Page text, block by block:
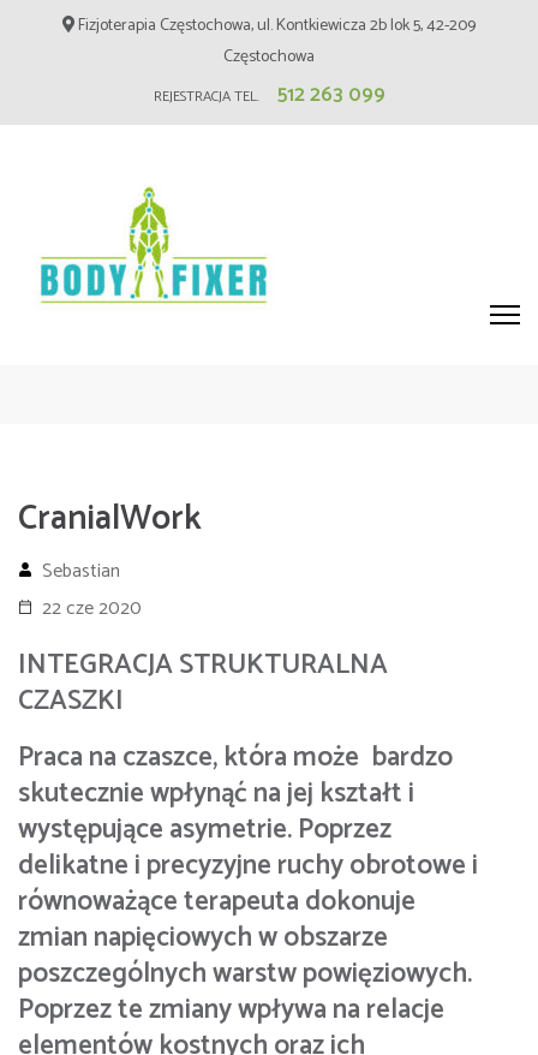
Fizjoterapia Częstochowa, ul. Kontkiewicza 2b lok 5, 42-209
Częstochowa
REJESTRACJA TEL. 512 263 099
CranialWork
Sebastian
22 cze 2020
INTEGRACJA STRUKTURALNA
CZASZKI
Praca na czaszce, która może bardzo
skutecznie wpłynąć na jej kształt i
występujące asymetrie. Poprzez
delikatne i precyzyjne ruchy obrotowe i
równoważące terapeuta dokonuje
zmian napięciowych w obszarze
poszczególnych warstw powięziowych.
Poprzez te zmiany wpływa na relacje
elementów kostnych oraz ich